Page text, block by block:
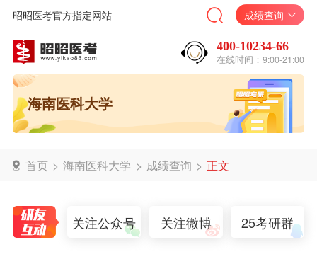
昭昭医考官方指定网站 成绩查询
400-10234-66
在线时间：9:00-21:00
海南医科大学
首页 > 海南医科大学 > 成绩查询 > 正文
关注公众号 关注微博 25考研群